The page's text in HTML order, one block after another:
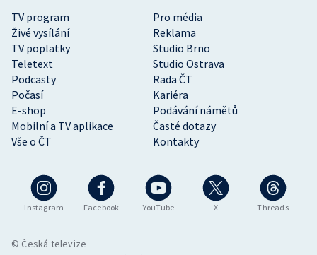
Instagram Facebook YouTube X Threads
TV program
Pro média
Živé vysílání
Reklama
TV poplatky
Studio Brno
Teletext
Studio Ostrava
Podcasty
Rada ČT
Počasí
Kariéra
E-shop
Podávání námětů
Mobilní a TV aplikace
Časté dotazy
Vše o ČT
Kontakty
© Česká televize